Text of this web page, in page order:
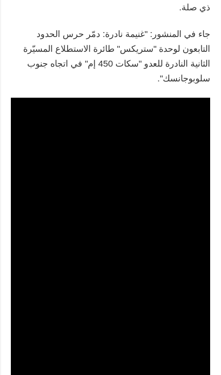
ذي صلة.
جاء في المنشور: "غنيمة نادرة: دمّر حرس الحدود
التابعون لوحدة "ستريكس" طائرة الاستطلاع المسيّرة
الثانية النادرة للعدو "سكات 450 إم" في اتجاه جنوب
سلوبوجانسك".